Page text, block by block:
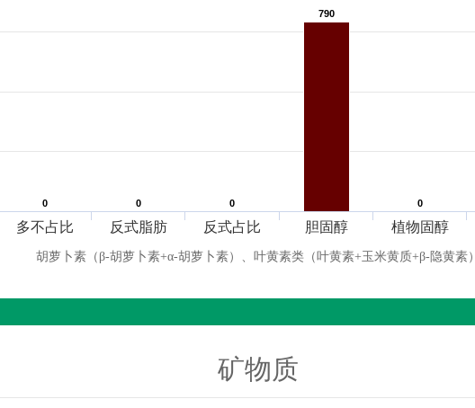
胡萝卜素（β-胡萝卜素+α-胡萝卜素）、叶黄素类（叶黄素+玉米黄质+β-隐黄素）
0
0 0
0 0
0
790
790
0
0
多不占比 反式脂肪 反式占比 胆固醇 植物固醇
矿物质